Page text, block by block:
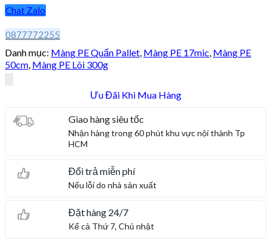
Chat Zalo
0877772255
Danh mục: Màng PE Quấn Pallet, Màng PE 17mic, Màng PE
50cm, Màng PE Lõi 300g
Ưu Đãi Khi Mua Hàng
Giao hàng siêu tốc
Nhận hàng trong 60 phút khu vực nội thành Tp
HCM
Đổi trả miễn phí
Nếu lỗi do nhà sản xuất
Đặt hàng 24/7
Kể cả Thứ 7, Chủ nhật